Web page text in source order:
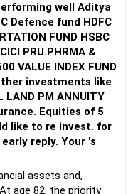
well Aditya
FUND HSBC
PRU.PHRMA &
VALUE INDEX FUND
LAND PM ANNUITY
Equities of 5
assets and,
age 82, the priority